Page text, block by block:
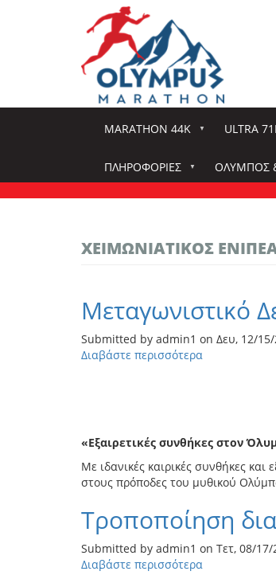
MARATHON 44K ULTRA
ΠΛΗΡΟΦΟΡΊΕΣ ΌΛΥΜΠΟΣ
ΧΕΙΜΩΝΙΆΤΙΚΟΣ
Μεταγωνιστικό
Submitted by admin1 on Δευ, 12/
Διαβάστε περισσότερα
Ενιπέας
2025
«Εξαιρετικές συνθήκες στον
Με ιδανικές καιρικές συνθήκες
στους πρόποδες του μυθικού
Τροποποίηση
Submitted by admin1 on Τετ, 08/
Διαβάστε περισσότερα